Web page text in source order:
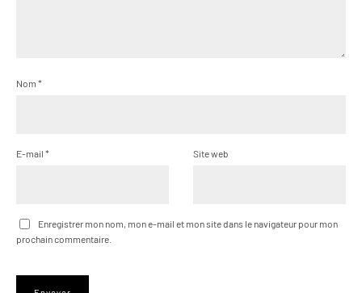
Nom *
E-mail * Site web
Enregistrer mon nom, mon e-mail et mon site dans le navigateur pour mon
prochain commentaire.